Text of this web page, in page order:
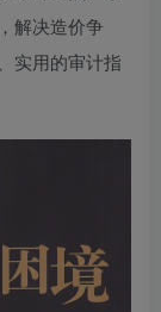
解决造价争
实用的审计指